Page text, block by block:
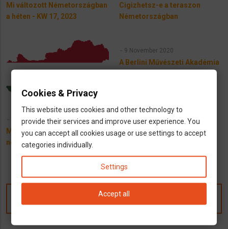
Mi változott Németországban
a héten - KW 17, 2023
Cigizhetsz-e a teraszon
Németországban
15 February 2022
Mit adott Orbán szájába a
német sajtó?
9 November 2020
A Berlini Művészeti Akadémia
Cookies & Privacy
This website uses cookies and other technology to
provide their services and improve user experience. You
you can accept all cookies usage or use settings to accept
categories individually.
Settings
Accept all